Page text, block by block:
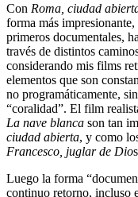
Con Roma, ciudad
forma más
primeros documentales,
través de distintos
considerando mis films
elementos que son
no programáticamente,
“coralidad”. El film
La nave blanca son tan
ciudad abierta, y como
Francesco, juglar de Dio
Luego la forma
continuo retorno, incluso